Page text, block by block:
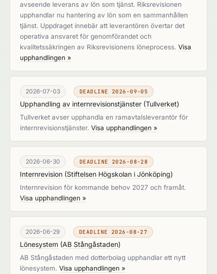
avseende leverans av lön som tjänst. Riksrevisionen
upphandlar nu hantering av lön som en sammanhållen
tjänst. Uppdraget innebär att leverantören övertar det
operativa ansvaret för genomförandet och
kvalitetssäkringen av Riksrevisionens löneprocess. Visa
upphandlingen »
2026-07-03 DEADLINE 2026-09-05
Upphandling av internrevisionstjänster (Tullverket)
Tullverket avser upphandla en ramavtalsleverantör för
internrevisionstjänster. Visa upphandlingen »
2026-06-30 DEADLINE 2026-08-28
Internrevision (Stiftelsen Högskolan i Jönköping)
Internrevision för kommande behov 2027 och framåt.
Visa upphandlingen »
2026-06-29 DEADLINE 2026-08-27
Lönesystem (AB Stångåstaden)
AB Stångåstaden med dotterbolag upphandlar ett nytt
lönesystem. Visa upphandlingen »